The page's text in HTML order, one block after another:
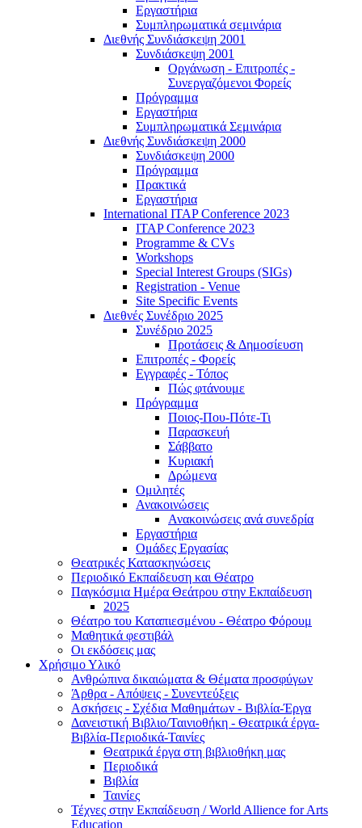
Εργαστήρια
Συμπληρωματικά σεμινάρια
Διεθνής Συνδιάσκεψη 2001
Συνδιάσκεψη 2001
Οργάνωση - Επιτροπές -
Συνεργαζόμενοι Φορείς
Πρόγραμμα
Εργαστήρια
Συμπληρωματικά Σεμινάρια
Διεθνής Συνδιάσκεψη 2000
Συνδιάσκεψη 2000
Πρόγραμμα
Πρακτικά
Εργαστήρια
International ITAP Conference 2023
ITAP Conference 2023
Programme & CVs
Workshops
Special Interest Groups (SIGs)
Registration - Venue
Site Specific Events
Διεθνές Συνέδριο 2025
Συνέδριο 2025
Προτάσεις & Δημοσίευση
Επιτροπές - Φορείς
Εγγραφές - Τόπος
Πώς φτάνουμε
Πρόγραμμα
Ποιος-Που-Πότε-Τι
Παρασκευή
Σάββατο
Κυριακή
Δρώμενα
Ομιλητές
Ανακοινώσεις
Ανακοινώσεις ανά συνεδρία
Εργαστήρια
Ομάδες Εργασίας
Θεατρικές Κατασκηνώσεις
Περιοδικό Εκπαίδευση και Θέατρο
Παγκόσμια Ημέρα Θεάτρου στην Εκπαίδευση
2025
Θέατρο του Καταπιεσμένου - Θέατρο Φόρουμ
Μαθητικά φεστιβάλ
Οι εκδόσεις μας
Χρήσιμο Υλικό
Ανθρώπινα δικαιώματα & Θέματα προσφύγων
Άρθρα - Απόψεις - Συνεντεύξεις
Ασκήσεις - Σχέδια Μαθημάτων - Βιβλία-Έργα
Δανειστική Βιβλιο/Ταινιοθήκη - Θεατρικά έργα-
Βιβλία-Περιοδικά-Ταινίες
Θεατρικά έργα στη βιβλιοθήκη μας
Περιοδικά
Βιβλία
Ταινίες
Τέχνες στην Εκπαίδευση / World Allience for Arts
Education